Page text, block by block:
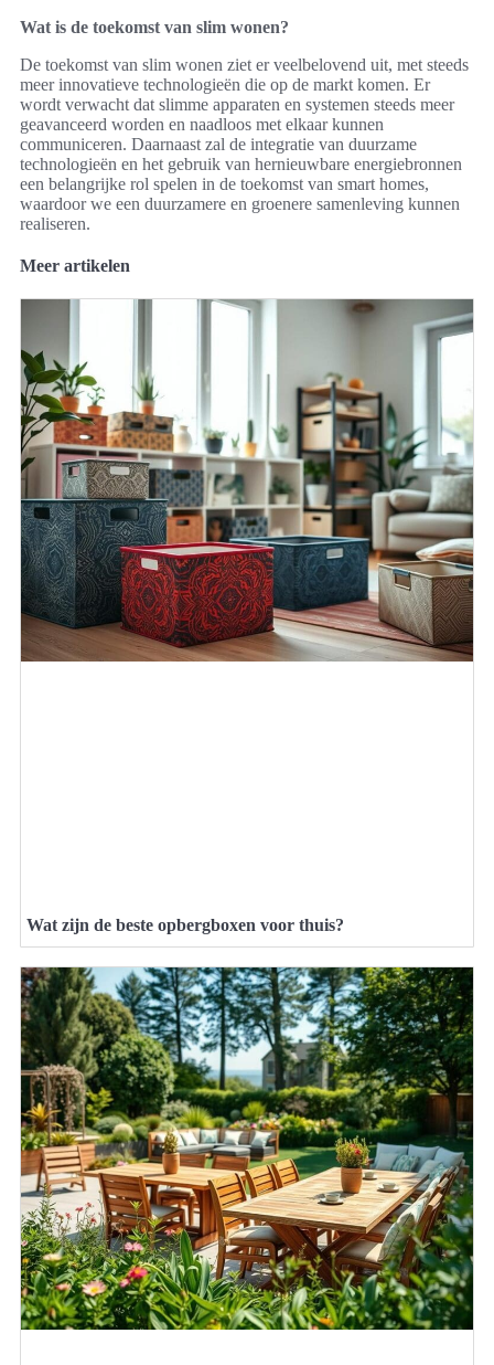
Wat is de toekomst van slim wonen?
De toekomst van slim wonen ziet er veelbelovend uit, met steeds
meer innovatieve technologieën die op de markt komen. Er
wordt verwacht dat slimme apparaten en systemen steeds meer
geavanceerd worden en naadloos met elkaar kunnen
communiceren. Daarnaast zal de integratie van duurzame
technologieën en het gebruik van hernieuwbare energiebronnen
een belangrijke rol spelen in de toekomst van smart homes,
waardoor we een duurzamere en groenere samenleving kunnen
realiseren.
Meer artikelen
Wat zijn de beste opbergboxen voor thuis?